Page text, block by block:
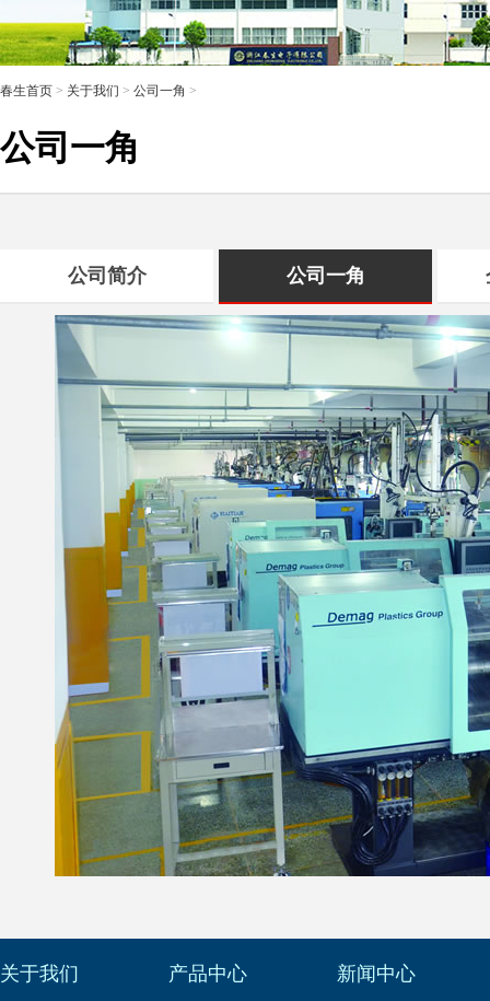
春生首页 > 关于我们 > 公司一角 >
公司一角
公司简介 公司一角
关于我们 产品中心 新闻中心